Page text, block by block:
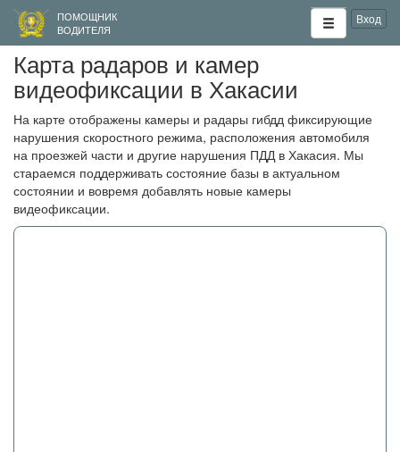
ПОМОЩНИК
ВОДИТЕЛЯ
Вход
Карта радаров и камер
видеофиксации в Хакасии
На карте отображены камеры и радары гибдд фиксирующие
нарушения скоростного режима, расположения автомобиля
на проезжей части и другие нарушения ПДД в Хакасия. Мы
стараемся поддерживать состояние базы в актуальном
состоянии и вовремя добавлять новые камеры
видеофиксации.